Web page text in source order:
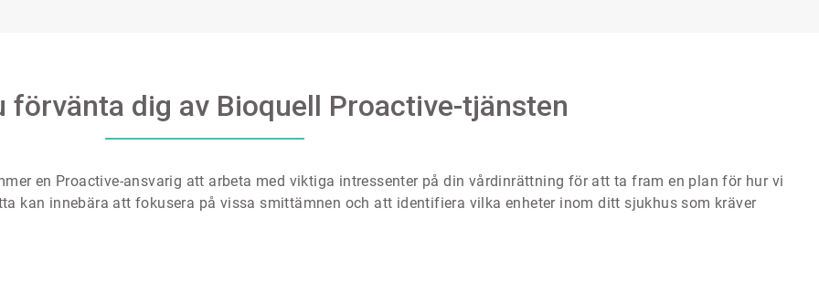
förvänta dig av Bioquell Proactive-tjänsten
en Proactive-ansvarig att arbeta med viktiga intressenter på din vårdinrättning för att ta fram en plan för hur vi
kan innebära att fokusera på vissa smittämnen och att identifiera vilka enheter inom ditt sjukhus som kräver